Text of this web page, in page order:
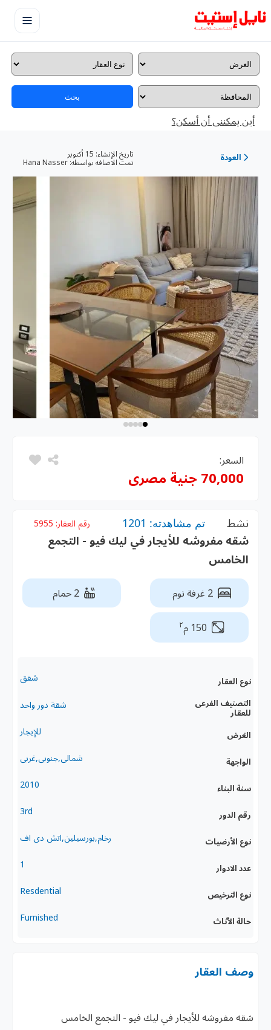
بحث
أين يمكننى أن أسكن؟
العودة تاريخ الإنشاء:
تمت الاضافه بواسطه: Hana Nasser
السعر:
70,000 جنية مصرى
نشط تم مشاهدته: 1201 رقم العقار: 5955
شقه مفروشه للأيجار في ليك فيو - التجمع
الخامس
2 غرفة نوم 2 حمام
150 م ٢
نوع العقار شقق
التصنيف الفرعى
للعقار
شقة دور واحد
الغرض للإيجار
الواجهة شمالى,جنوبى,غربى
سنة البناء 2010
رقم الدور 3rd
نوع الأرضيات رخام,بورسيلين,اتش دى اف
عدد الادوار 1
نوع الترخيص Resdential
حالة الأثاث Furnished
وصف العقار
شقه مفروشه للأيجار في ليك فيو - التجمع الخامس